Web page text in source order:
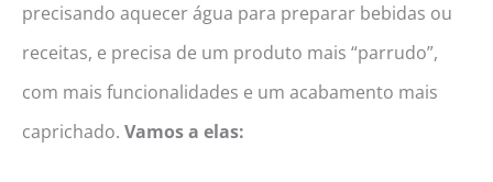
precisando aquecer água para preparar bebidas ou
receitas, e precisa de um produto mais “parrudo”,
com mais funcionalidades e um acabamento mais
caprichado. Vamos a elas: